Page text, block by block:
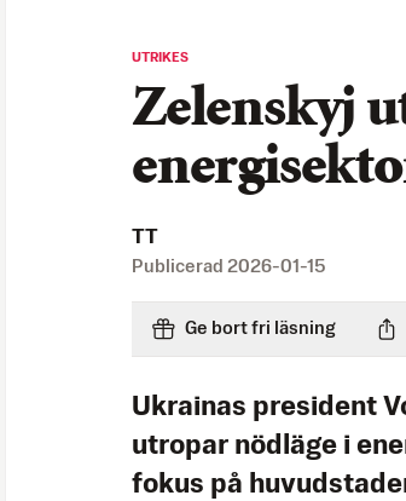
UTRIKES
Zelenskyj
TT
Publicerad 2026-01-15
Ge bort fri läsning
Ukrainas president
utropar nödläge i
fokus på